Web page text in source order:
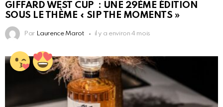
GIFFARD WEST CUP : UNE 29ÈME ÉDITION
SOUS LE THÈME « SIP THE MOMENTS »
Par Laurence Marot il y a environ 4 mois